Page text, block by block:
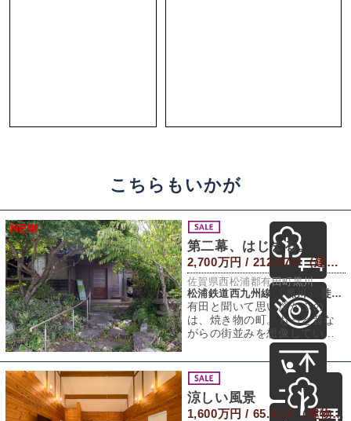
こちらもいかが
第二幕、はじまる。
2,700万円 / 212.67㎡（建物） 823.8㎡（敷地）
佐賀県西松浦郡有田町黒川
松浦鉄道西九州線 「黒川」 徒歩4分
有田と聞いて思い浮かぶの
は、焼き物の町。もっと昔な
がらの街並みを想像していた
のですが、道路はきれいに整
備され、歩道も広い
涼しい風景
1,600万円 / 65.41㎡（建物） 266㎡（敷地）